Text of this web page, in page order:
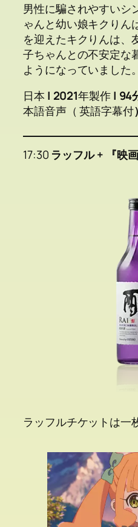
男性に騙されやすいシ
ゃんと幼い娘キクりん
を迎えたキクりんは、
子ちゃんとの不安定な
ようになっていました。
日本 | 2021年製作| 94
本語音声（ 英語字幕付
17:30 ラッフル + 『映
ラッフルチケットは一